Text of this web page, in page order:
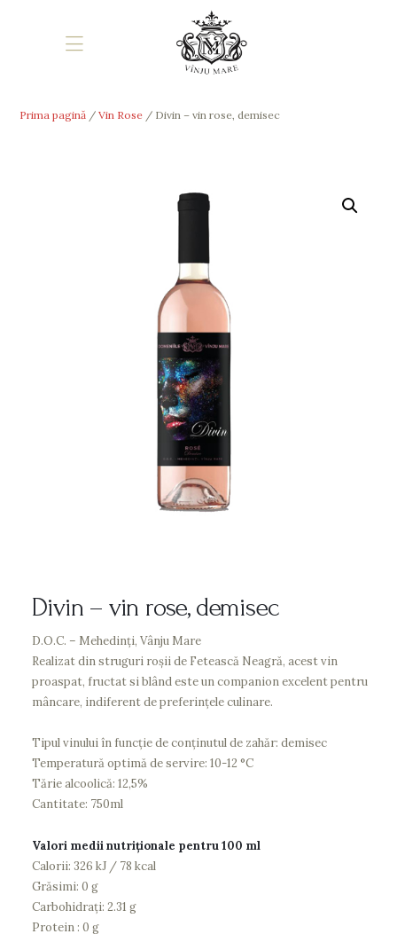
Vinuri
Contact
Prima pagină /Vin Rose / Divin – vin rose, demisec
Divin – vin rose, demisec
D.O.C. – Mehedinți, Vânju Mare
Realizat din struguri roșii de Fetească Neagră, acest vin
proaspat, fructat si blând este un companion excelent pentru
mâncare, indiferent de preferințele culinare.
Tipul vinului în funcție de conținutul de zahăr: demisec
Temperatură optimă de servire: 10-12 °C
Tărie alcoolică: 12,5%
Cantitate: 750ml
Valori medii nutriționale pentru 100 ml
Calorii: 326 kJ / 78 kcal
Grăsimi: 0 g
Carbohidrați: 2.31 g
Protein : 0 g